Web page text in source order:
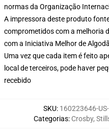
normas da Organização
A impressora deste produto
comprometidos com a melhoria
com a Iniciativa Melhor de
Uma vez que cada item é feito
local de terceiros, pode haver
recebido
SKU: 160223646-
Categorias: Crosby,